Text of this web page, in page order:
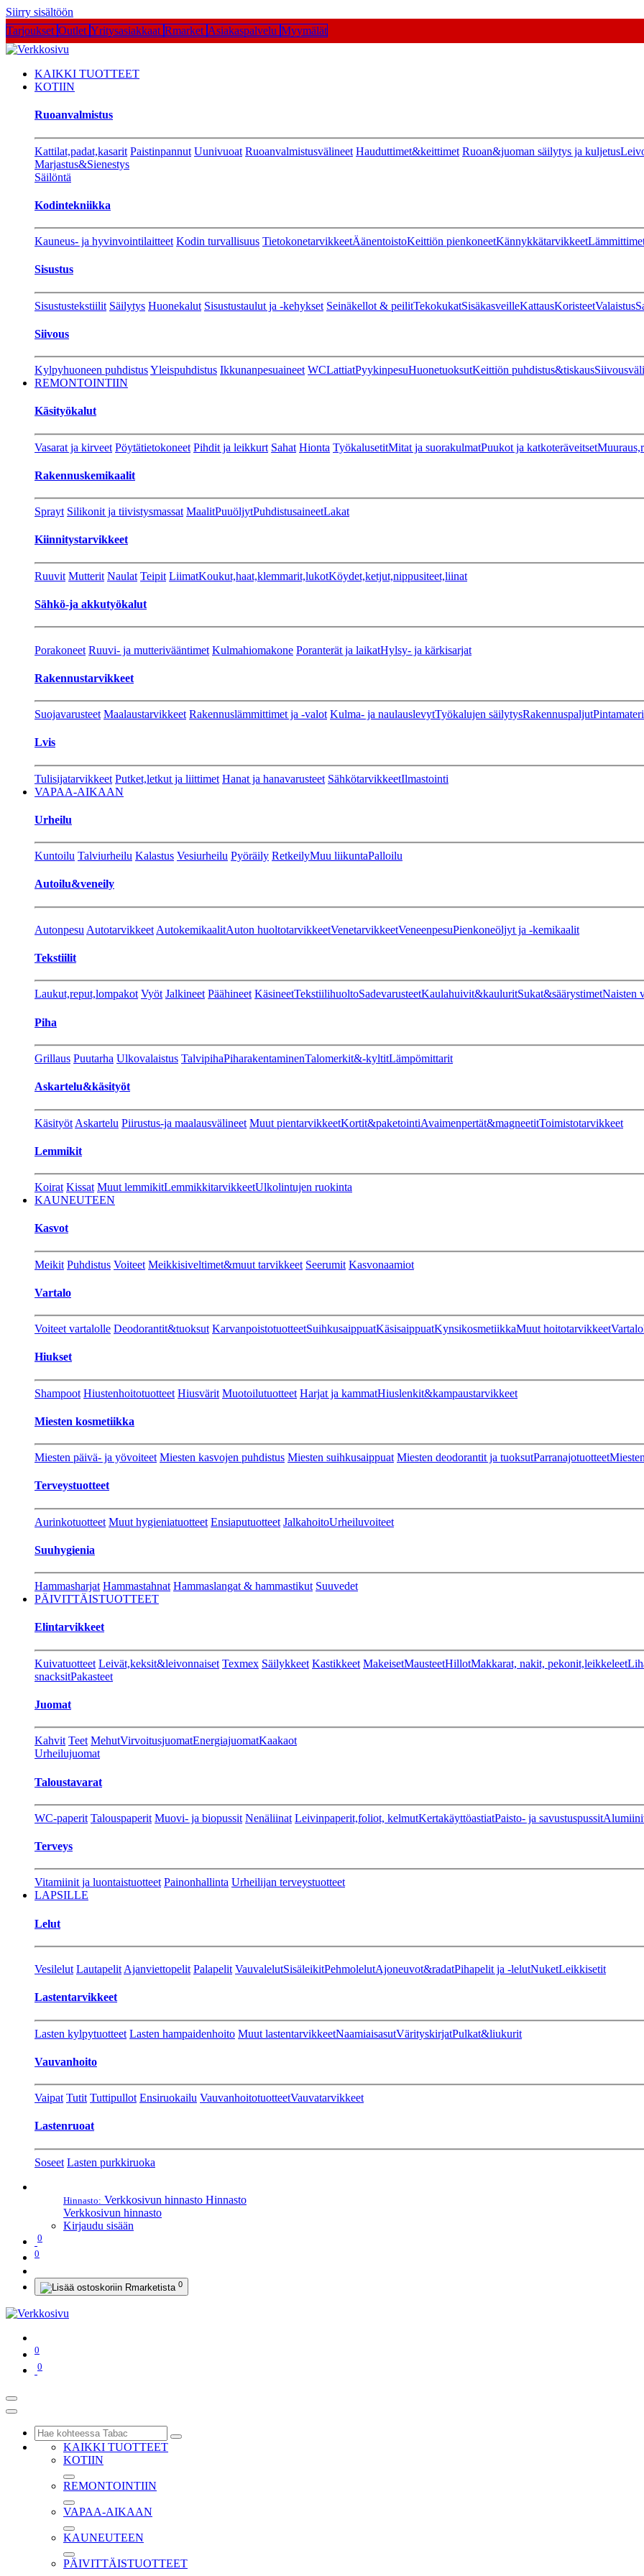
Siirry sisältöön
Tarjoukset Outlet Yritysasiakkaat Rmarket Asiakaspalvelu Myymälät
KAIKKI TUOTTEET
KOTIIN
Ruoanvalmistus
Kattilat,padat,kasarit Paistinpannut Uunivuoat Ruoanvalmistusvälineet Hauduttimet&keittimet Ruoan&juoman säilytys ja kuljetus
Marjastus&Sienestys
Säilöntä
Kodintekniikka
Kauneus- ja hyvinvointilaitteet Kodin turvallisuus TietokonetarvikkeetÄänentoistoKeittiön pienkoneetKännykkätarvikkeet
Sisustus
Sisustustekstiilit Säilytys Huonekalut Sisustustaulut ja -kehykset Seinäkellot & peilitTekokukatSisäkasveilleKattausKoristeetValaistus
Siivous
Kylpyhuoneen puhdistusYleispuhdistus Ikkunanpesuaineet WCLattiatPyykinpesuHuonetuoksutKeittiön puhdistus&tiskaus
REMONTOINTIIN
Käsityökalut
Vasarat ja kirveet Pöytätietokoneet Pihdit ja leikkurt Sahat Hionta TyökalusetitMitat ja suorakulmatPuukot ja katkoteräveitset
Rakennuskemikaalit
Sprayt Silikonit ja tiivistysmassat MaalitPuuöljytPuhdistusaineetLakat
Kiinnitystarvikkeet
Ruuvit Mutterit Naulat Teipit LiimatKoukut,haat,klemmarit,lukotKöydet,ketjut,nippusiteet,liinat
Sähkö-ja akkutyökalut
Porakoneet Ruuvi- ja mutterivääntimet Kulmahiomakone Poranterät ja laikatHylsy- ja kärkisarjat
Rakennustarvikkeet
Suojavarusteet Maalaustarvikkeet Rakennuslämmittimet ja -valot Kulma- ja naulauslevytTyökalujen säilytysRakennuspaljut
Lvis
Tulisijatarvikkeet Putket,letkut ja liittimet Hanat ja hanavarusteet SähkötarvikkeetIlmastointi
VAPAA-AIKAAN
Urheilu
Kuntoilu Talviurheilu Kalastus Vesiurheilu Pyöräily RetkeilyMuu liikuntaPalloilu
Autoilu&veneily
Autonpesu Autotarvikkeet AutokemikaalitAuton huoltotarvikkeetVenetarvikkeetVeneenpesuPienkoneöljyt ja -kemikaalit
Tekstiilit
Laukut,reput,lompakot Vyöt Jalkineet Päähineet KäsineetTekstiilihuoltoSadevarusteetKaulahuivit&kauluritSukat&säärystimetNaisten
Piha
Grillaus Puutarha Ulkovalaistus TalvipihaPiharakentaminenTalomerkit&-kyltitLämpömittarit
Askartelu&käsityöt
Käsityöt Askartelu Piirustus-ja maalausvälineet Muut pientarvikkeetKortit&paketointiAvaimenpertät&magneetitToimistotarvikkeet
Lemmikit
Koirat Kissat Muut lemmikitLemmikkitarvikkeetUlkolintujen ruokinta
KAUNEUTEEN
Kasvot
Meikit Puhdistus Voiteet Meikkisiveltimet&muut tarvikkeet Seerumit Kasvonaamiot
Vartalo
Voiteet vartalolle Deodorantit&tuoksut KarvanpoistotuotteetSuihkusaippuatKäsisaippuatKynsikosmetiikkaMuut hoitotarvikkeet
Hiukset
Shampoot Hiustenhoitotuotteet Hiusvärit Muotoilutuotteet Harjat ja kammatHiuslenkit&kampaustarvikkeet
Miesten kosmetiikka
Miesten päivä- ja yövoiteet Miesten kasvojen puhdistus Miesten suihkusaippuat Miesten deodorantit ja tuoksutParranajotuotteet
Terveystuotteet
Aurinkotuotteet Muut hygieniatuotteet Ensiaputuotteet JalkahoitoUrheiluvoiteet
Suuhygienia
Hammasharjat Hammastahnat Hammaslangat & hammastikut Suuvedet
PÄIVITTÄISTUOTTEET
Elintarvikkeet
Kuivatuotteet Leivät,keksit&leivonnaiset Texmex Säilykkeet Kastikkeet MakeisetMausteetHillotMakkarat, nakit, pekonit,leikkeleet
snacksitPakasteet
Juomat
Kahvit Teet MehutVirvoitusjuomatEnergiajuomatKaakaot
Urheilujuomat
Taloustavarat
WC-paperit Talouspaperit Muovi- ja biopussit Nenäliinat Leivinpaperit,foliot, kelmutKertakäyttöastiatPaisto- ja savustuspussit
Terveys
Vitamiinit ja luontaistuotteet Painonhallinta Urheilijan terveystuotteet
LAPSILLE
Lelut
Vesilelut Lautapelit Ajanviettopelit Palapelit VauvalelutSisäleikitPehmolelutAjoneuvot&radatPihapelit ja -lelutNuketLeikkisetit
Lastentarvikkeet
Lasten kylpytuotteet Lasten hampaidenhoito Muut lastentarvikkeetNaamiaisasutVärityskirjatPulkat&liukurit
Vauvanhoito
Vaipat Tutit Tuttipullot Ensiruokailu VauvanhoitotuotteetVauvatarvikkeet
Lastenruoat
Soseet Lasten purkkiruoka
Hinnasto: Verkkosivun hinnasto Hinnasto
Verkkosivun hinnasto
Kirjaudu sisään
0
0
0
0
0
KAIKKI TUOTTEET
KOTIIN
REMONTOINTIIN
VAPAA-AIKAAN
KAUNEUTEEN
PÄIVITTÄISTUOTTEET